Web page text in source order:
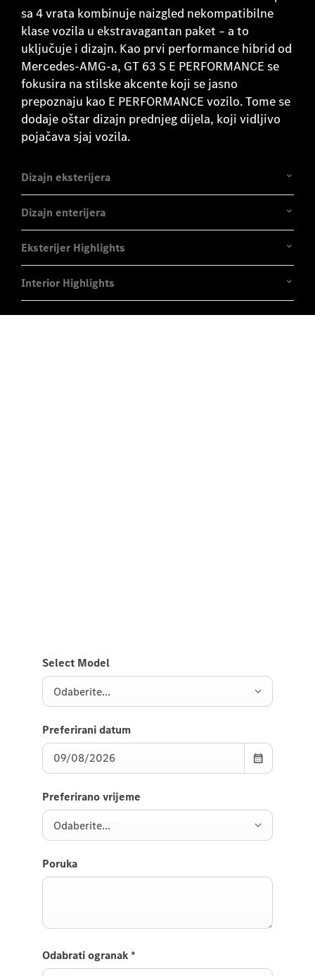
sa 4 vrata kombinuje naizgled nekompatibilne
klase vozila u ekstravagantan paket – a to
uključuje i dizajn. Kao prvi performance hibrid od
Mercedes-AMG-a, GT 63 S E PERFORMANCE se
fokusira na stilske akcente koji se jasno
prepoznaju kao E PERFORMANCE vozilo. Tome se
dodaje oštar dizajn prednjeg dijela, koji vidljivo
pojačava sjaj vozila.
Dizajn eksterijera
Dizajn enterijera
Eksterijer Highlights
Interior Highlights
Select Model
Odaberite...
Preferirani datum
Preferirano vrijeme
Odaberite...
Poruka
Odabrati ogranak *